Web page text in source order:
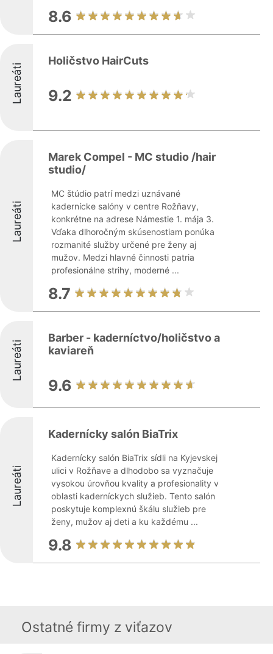
8.6
Laureáti
Holičstvo HairCuts
9.2
Laureáti
Marek Compel - MC studio /hair
studio/
MC štúdio patrí medzi uznávané
kadernícke salóny v centre Rožňavy,
konkrétne na adrese Námestie 1. mája 3.
Vďaka dlhoročným skúsenostiam ponúka
rozmanité služby určené pre ženy aj
mužov. Medzi hlavné činnosti patria
profesionálne strihy, moderné ...
8.7
Laureáti
Barber - kaderníctvo/holičstvo a
kaviareň
9.6
Laureáti
Kadernícky salón BiaTrix
Kadernícky salón BiaTrix sídli na Kyjevskej
ulici v Rožňave a dlhodobo sa vyznačuje
vysokou úrovňou kvality a profesionality v
oblasti kaderníckych služieb. Tento salón
poskytuje komplexnú škálu služieb pre
ženy, mužov aj deti a ku každému ...
9.8
Ostatné firmy z viťazov